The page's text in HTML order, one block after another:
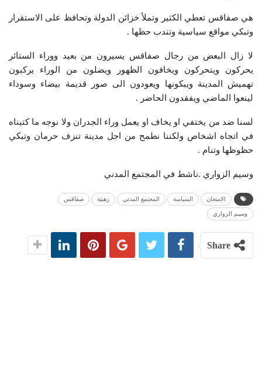
هي صفاقس تعطي الكثير وتملأ خزائن الدولة وتحافظ على الاستقرار
وتبكي مواقع سياسية وتندب حظها .
لا زال البعض من رجال صفاقس يسيرون من بعيد ووراء الستائر
يحركون ويتحركون ويخافون الظهور ويضلون من الوراء يركبون
تهميش المدينة ويبكونها ويعودون الى صور قديمة بيضاء وسوداء
لينعوا الماضي ويفقدون الحاضر .
لسنا ضد من يختفي او يخاف او يعمل وراء الجدران ولا نوجه ما كتبناه
في اتجاه اشخاص ولكننا نطمح من اجل مدينة تنزف حرمان وتبكي
حظوظها وتنام .
وسيم الزواري .ناشط في المجتمع المدني
الامتحان السياسة المجتمع المدني رهينة صفاقس
وسيم الزواري
Share